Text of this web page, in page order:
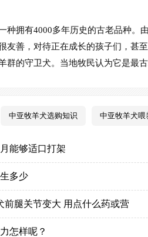
种拥有4000多年历史的古老品种。
友善，对待正在成长的孩子们，甚
群的守卫犬。当地牧民认为它是最古
中亚牧羊犬选购知识 中亚牧羊犬喂
能够适口打架
多少
前腿关节变大 用点什么药或营
怎样呢？